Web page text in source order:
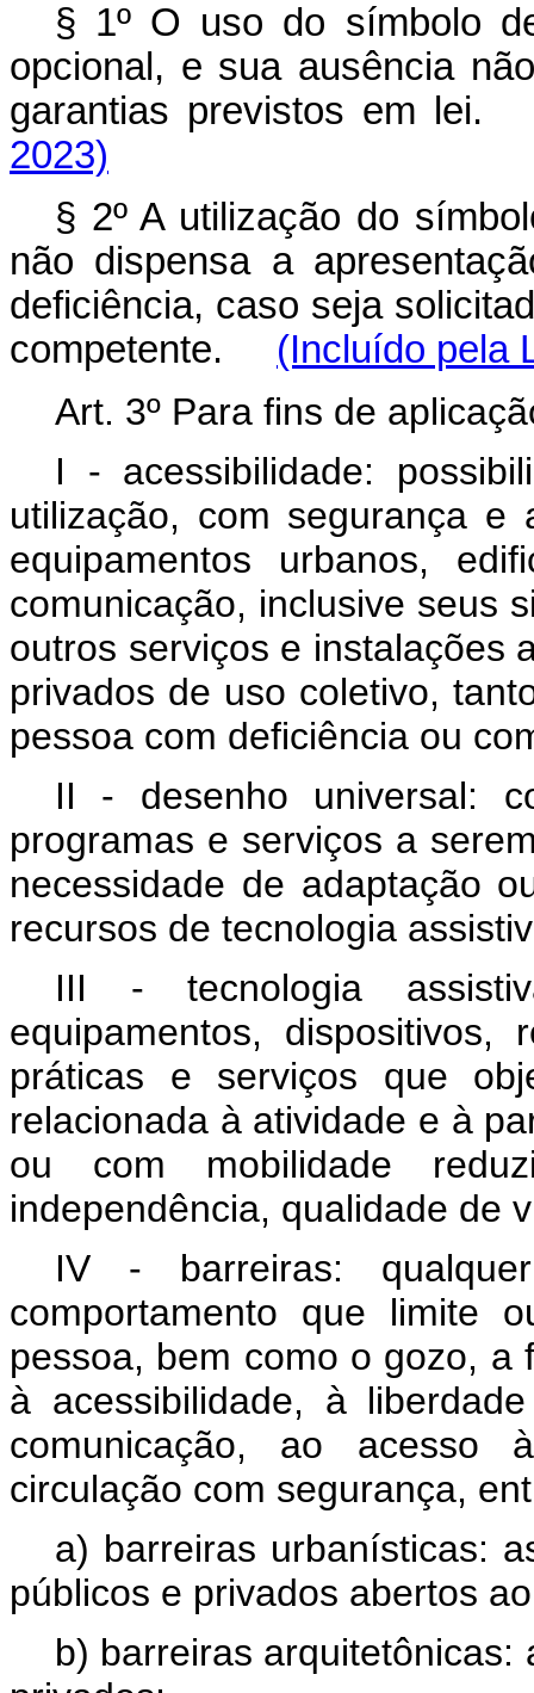
§ 1º O uso do símbolo
opcional, e sua ausência
garantias previstos em
2023)
§ 2º A utilização do
não dispensa a
deficiência, caso seja
competente. (Incluído pela
Art. 3º Para fins de
I - acessibilidade:
utilização, com segurança e
equipamentos urbanos,
comunicação, inclusive seus
outros serviços e instalações
privados de uso coletivo,
pessoa com deficiência ou
II - desenho universal:
programas e serviços a
necessidade de adaptação
recursos de tecnologia
III - tecnologia
equipamentos, dispositivos,
práticas e serviços que
relacionada à atividade e à
ou com mobilidade
independência, qualidade de
IV - barreiras:
comportamento que limite
pessoa, bem como o gozo,
à acessibilidade, à
comunicação, ao acesso
circulação com segurança,
a) barreiras urbanísticas:
públicos e privados abertos
b) barreiras